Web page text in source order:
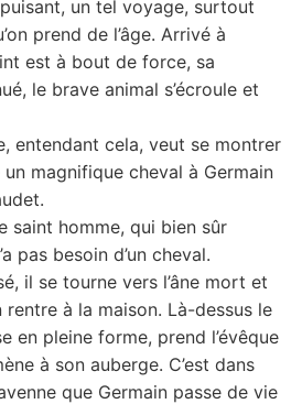
un tel voyage, surtout
prend de l’âge. Arrivé à
est à bout de force, sa
le brave animal s’écroule et
entendant cela, veut se montrer
magnifique cheval à Germain
saint homme, qui bien sûr
pas besoin d’un cheval.
il se tourne vers l’âne mort et
à la maison. Là-dessus le
en pleine forme, prend l’évêque
à son auberge. C’est dans
que Germain passe de vie